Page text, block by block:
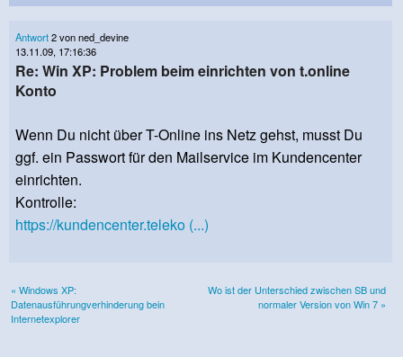
Antwort2 von ned_devine
13.11.09, 17:16:36
Re: Win XP: Problem beim einrichten von t.online
Konto
Wenn Du nicht über T-Online ins Netz gehst, musst Du
ggf. ein Passwort für den Mailservice im Kundencenter
einrichten.
Kontrolle:
https://kundencenter.teleko (...)
« Windows XP:
Datenausführungverhinderung bein
Internetexplorer
Wo ist der Unterschied zwischen SB und
normaler Version von Win 7 »